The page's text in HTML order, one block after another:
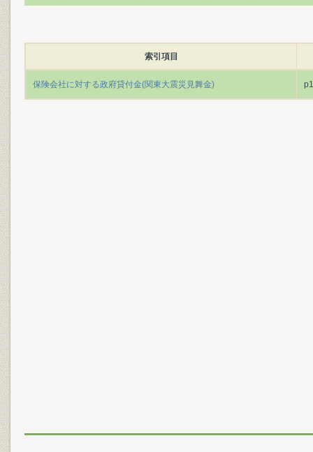
索引項目
保険会社に対する政府貸付金(関東大震災見舞金)